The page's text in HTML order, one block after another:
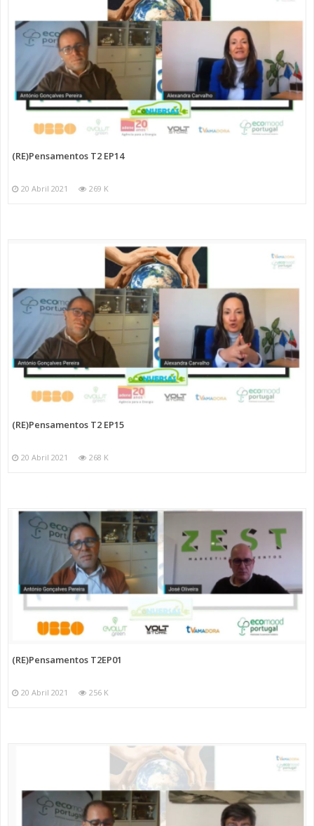
(RE)Pensamentos T2 EP14
20 Abril 2021 269 K
(RE)Pensamentos T2 EP15
20 Abril 2021 268 K
(RE)Pensamentos T2EP01
20 Abril 2021 256 K